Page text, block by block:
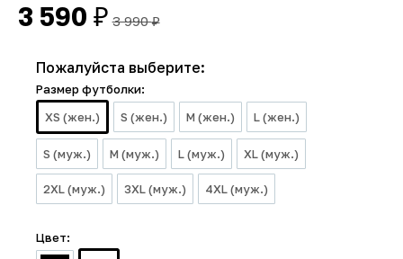
3 590 ₽ 3 990₽
Пожалуйста выберите:
Размер футболки:
XS (жен.)
S (жен.) M (жен.) L (жен.)
S (муж.) M (муж.) L (муж.) XL (муж.)
2XL (муж.) 3XL (муж.) 4XL (муж.)
Цвет: